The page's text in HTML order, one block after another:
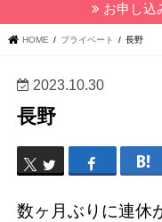
お申し込
HOME プライベート 長野
2023.10.30
長野
数ヶ月ぶりに連休